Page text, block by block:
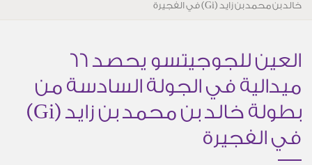
خالد بن محمد بن زايد (Gi) في الفجيرة
العين للجوجيتسو يحصد 66
ميدالية في الجولة السادسة من
بطولة خالد بن محمد بن زايد (Gi)
في الفجيرة